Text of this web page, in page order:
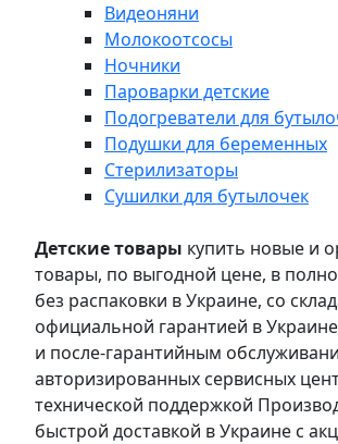
Видеоняни
Молокоотсосы
Ночники
Пароварки детские
Подогреватели для
Подушки для беременных
Стерилизаторы
Сушилки для бутылочек
Детские товары купить новые и
товары, по выгодной цене, в
без распаковки в Украине, со
официальной гарантией в
и после-гарантийным
авторизированных сервисных
технической поддержкой
быстрой доставкой в Украине с